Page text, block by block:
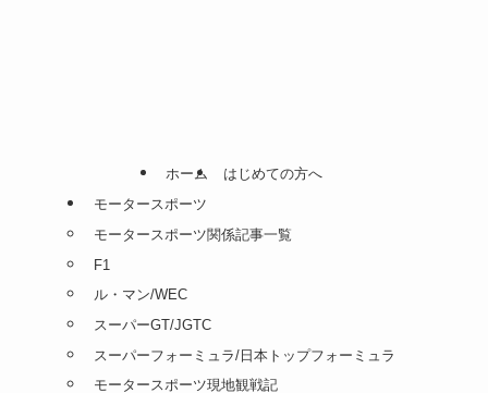
ホーム
はじめての方へ
モータースポーツ
モータースポーツ関係記事一覧
F1
ル・マン/WEC
スーパーGT/JGTC
スーパーフォーミュラ/日本トップフォーミュラ
モータースポーツ現地観戦記